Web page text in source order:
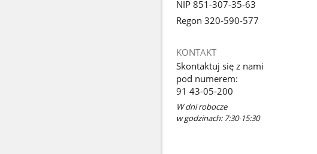
NIP 851-307-35-63
Regon 320-590-577
KONTAKT
Skontaktuj się z nami
pod numerem:
91 43-05-200
W dni robocze
w godzinach: 7:30-15:30